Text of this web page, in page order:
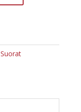
Suorat